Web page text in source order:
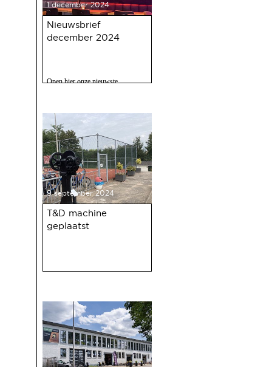
1 december 2024
Nieuwsbrief
december 2024
Open hier onze nieuwste
12 december a.s.
9 september 2024
T&D machine
geplaatst